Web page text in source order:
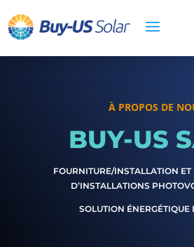
À PROPOS DE
BUY-US
FOURNITURE/INSTALLATION
D’INSTALLATIONS
SOLUTION ÉNERGÉTIQUE